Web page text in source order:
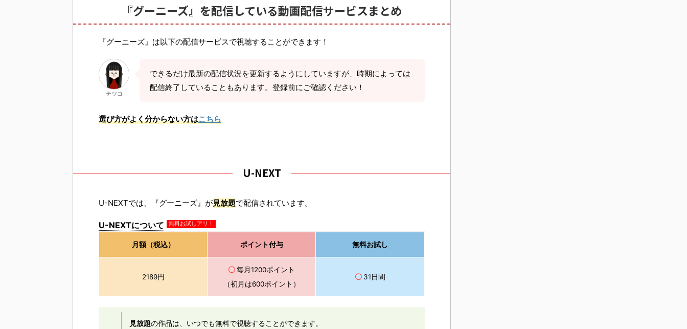
『グーニーズ』を配信している動画配信サービスまとめ
『グーニーズ』は以下の配信サービスで視聴することができます！
テツコ
できるだけ最新の配信状況を更新するようにしていますが、時期によっては
配信終了していることもあります。登録前にご確認ください！
選び方がよく分からない方はこちら
U-NEXT
U-NEXTでは、『グーニーズ』が見放題で配信されています。
U-NEXTについて 無料お試しアリ！
月額（税込） ポイント付与 無料お試し
2189円
〇毎月1200ポイント
（初月は600ポイント）
〇 31日間
見放題の作品は、いつでも無料で視聴することができます。